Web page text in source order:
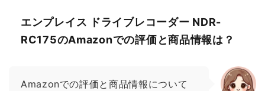
エンプレイス ドライブレコーダー NDR-
RC175のAmazonでの評価と商品情報は？
Amazonでの評価と商品情報について